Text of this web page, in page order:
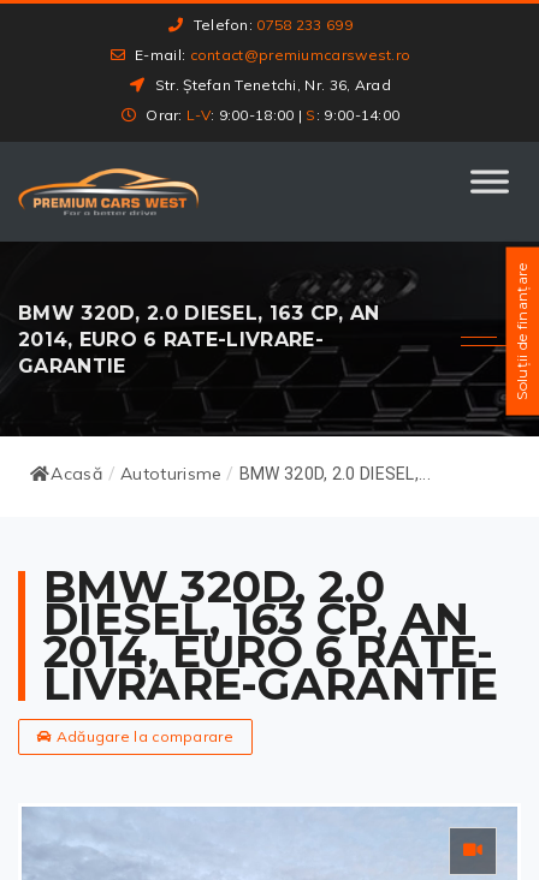
Telefon: 0758 233 699
E-mail: contact@premiumcarswest.ro
Str. Ștefan Tenetchi, Nr. 36, Arad
Orar: L-V: 9:00-18:00 | S : 9:00-14:00
BMW 320D, 2.0 DIESEL, 163 CP, AN
2014, EURO 6 RATE-LIVRARE-
GARANTIE
Acasă / Autoturisme / BMW 320D, 2.0 DIESEL,...
BMW 320D, 2.0
DIESEL, 163 CP, AN
2014, EURO 6 RATE-
LIVRARE-GARANTIE
Adăugare la comparare
Soluții de finanțare